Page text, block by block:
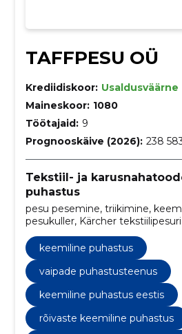
TAFFPESU OÜ
Krediidiskoor: Usaldusväärne
Maineskoor: 1080
Töötajaid: 9
Prognooskäive (2026): 238
Tekstiil- ja
puhastus
pesu pesemine, triikimine,
pesukuller, Kärcher
Rõivaste parandus, pesumaja,
puhastusteenus, tekstiilipesuri
keemiline puhastus
vaipade puhastusteenus
keemiline puhastus eestis
rõivaste keemiline puhastus